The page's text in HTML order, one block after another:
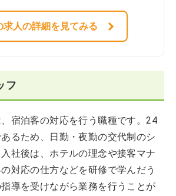
求人の詳細を見てみる
フ
宿泊客の対応を行う職種です。24
るため、日勤・夜勤の交代制のシ
社後は、ホテルの理念や接客マナ
対応の仕方などを研修で学んだう
導を受けながら業務を行うことが